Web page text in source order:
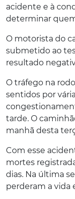
acidente e à
determinar
O motorista do
submetido ao
resultado
O tráfego na
sentidos por
tarde. O
manhã desta
Com esse
mortes
dias. Na última
perderam a vida